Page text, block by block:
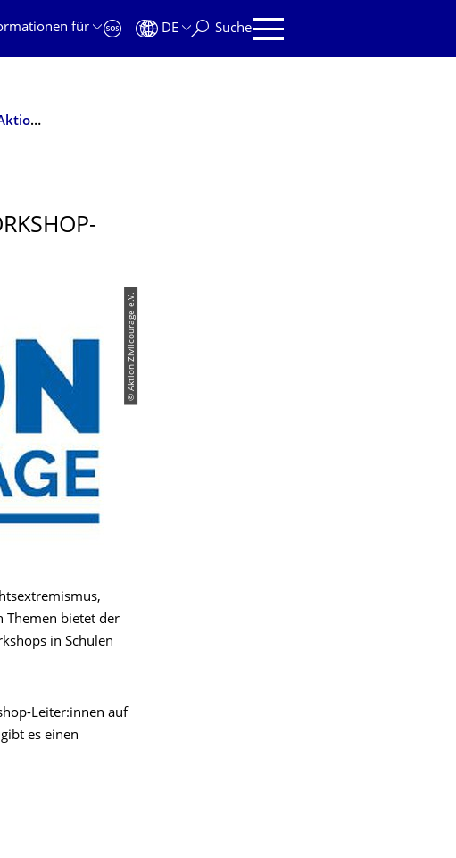
für
DE Suche
Jetzt anmelden: Ausbildung zur Workshop-Leitung bei der Aktion Zivilcourage
© Aktion Zivilcourage e.V.
Themen bietet der
in Schulen
Leiter:innen auf
es einen